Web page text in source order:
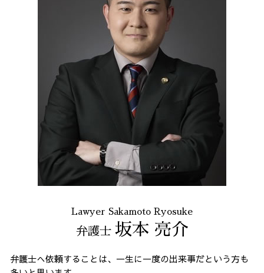
Lawyer Sakamoto Ryosuke
弁護士 坂本 亮介
弁護士へ依頼することは、一生に一度の出来事だという方も